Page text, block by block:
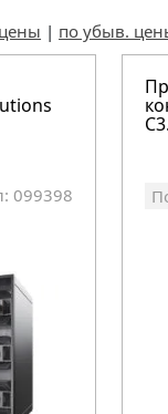
| по убыв.
099398